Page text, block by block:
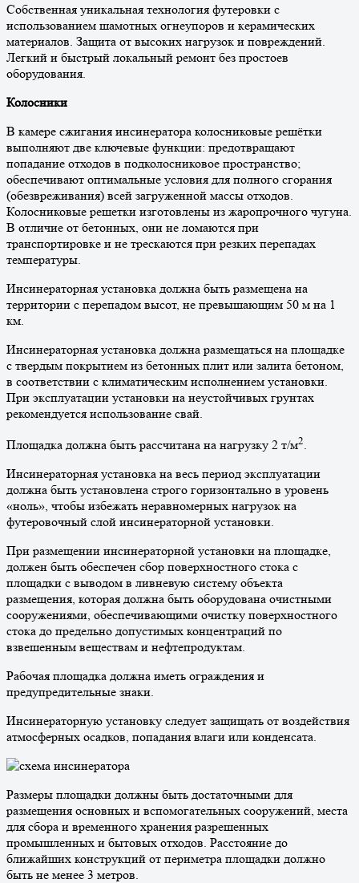
Собственная уникальная технология футеровки с
использованием шамотных огнеупоров и керамических
материалов. Защита от высоких нагрузок и повреждений.
Легкий и быстрый локальный ремонт без простоев
оборудования.
Колосники
В камере сжигания инсинератора колосниковые решётки
выполняют две ключевые функции: предотвращают
попадание отходов в подколосниковое пространство;
обеспечивают оптимальные условия для полного сгорания
(обезвреживания) всей загруженной массы отходов.
Колосниковые решетки изготовлены из жаропрочного чугуна.
В отличие от бетонных, они не ломаются при
транспортировке и не трескаются при резких перепадах
температуры.
Инсинераторная установка должна быть размещена на
территории с перепадом высот, не превышающим 50 м на 1
км.
Инсинераторная установка должна размещаться на площадке
с твердым покрытием из бетонных плит или залита бетоном,
в соответствии с климатическим исполнением установки.
При эксплуатации установки на неустойчивых грунтах
рекомендуется использование свай.
Площадка должна быть рассчитана на нагрузку 2 т/м2.
Инсинераторная установка на весь период эксплуатации
должна быть установлена строго горизонтально в уровень
«ноль», чтобы избежать неравномерных нагрузок на
футеровочный слой инсинераторной установки.
При размещении инсинераторной установки на площадке,
должен быть обеспечен сбор поверхностного стока с
площадки с выводом в ливневую систему объекта
размещения, которая должна быть оборудована очистными
сооружениями, обеспечивающими очистку поверхностного
стока до предельно допустимых концентраций по
взвешенным веществам и нефтепродуктам.
Рабочая площадка должна иметь ограждения и
предупредительные знаки.
Инсинераторную установку следует защищать от воздействия
атмосферных осадков, попадания влаги или конденсата.
Размеры площадки должны быть достаточными для
размещения основных и вспомогательных сооружений, места
для сбора и временного хранения разрешенных
промышленных и бытовых отходов. Расстояние до
ближайших конструкций от периметра площадки должно
быть не менее 3 метров.